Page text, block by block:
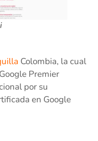
Colombia, la cual
Premier
por su
en Google